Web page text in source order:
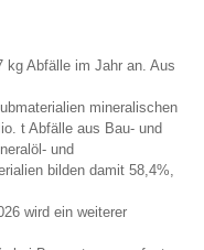
kg Abfälle im Jahr an. Aus
mineralischen
t Abfälle aus Bau- und
und
bilden damit 58,4%,
wird ein weiterer